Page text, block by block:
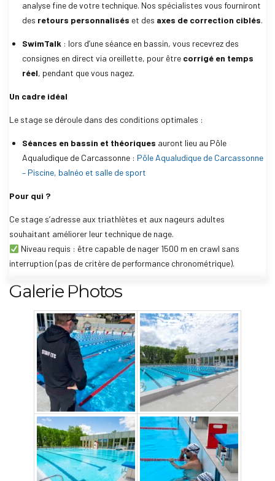
analyse fine de votre technique. Nos spécialistes vous fourniront
des retours personnalisés et des axes de correction ciblés.
SwimTalk : lors d’une séance en bassin, vous recevrez des
consignes en direct via oreillette, pour être corrigé en temps
réel, pendant que vous nagez.
Un cadre idéal
Le stage se déroule dans des conditions optimales :
Séances en bassin et théoriques auront lieu au Pôle
Aqualudique de Carcassonne : Pôle Aqualudique de Carcassonne
– Piscine, balnéo et salle de sport
Pour qui ?
Ce stage s’adresse aux triathlètes et aux nageurs adultes
souhaitant améliorer leur technique de nage.
Niveau requis : être capable de nager 1500 m en crawl sans
interruption (pas de critère de performance chronométrique).
Galerie Photos